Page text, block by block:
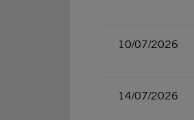
10/07/2026
14/07/2026